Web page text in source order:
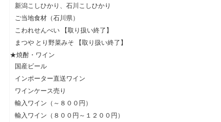
新潟こしひかり、石川こしひかり
ご当地食材（石川県）
こわれせんべい 【取り扱い終了】
まつや とり野菜みそ 【取り扱い終了】
★焼酎・ワイン
国産ビール
インポーター直送ワイン
ワインケース売り
輸入ワイン（～８００円）
輸入ワイン（８００円～１２００円）